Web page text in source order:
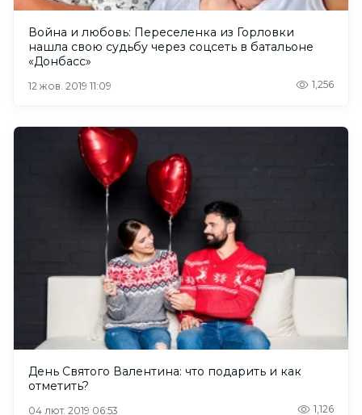
Война и любовь: Переселенка из Горловки
нашла свою судьбу через соцсеть в батальоне
«Донбасс»
12 жов. 2019 11:09 1,256
День Святого Валентина: что подарить и как
отметить?
04 лют. 2019 06:53 1,126